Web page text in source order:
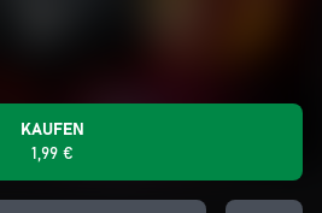
KAUFEN
1,99 €